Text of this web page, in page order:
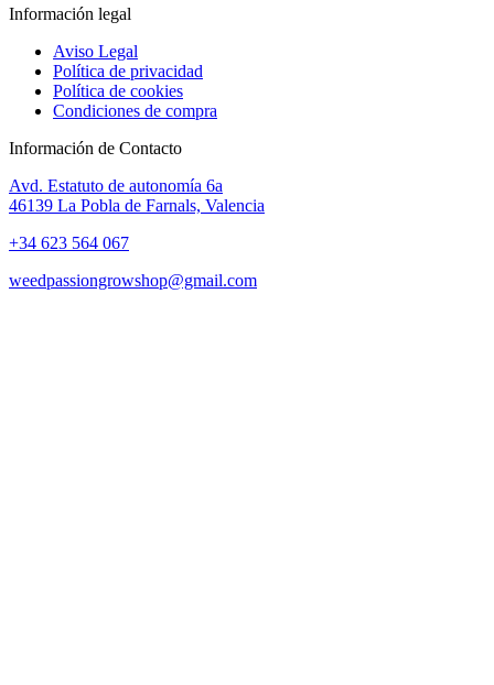
Información legal
Aviso Legal
Política de privacidad
Política de cookies
Condiciones de compra
Información de Contacto
Avd. Estatuto de autonomía 6a
46139 La Pobla de Farnals, Valencia
+34 623 564 067
weedpassiongrowshop@gmail.com